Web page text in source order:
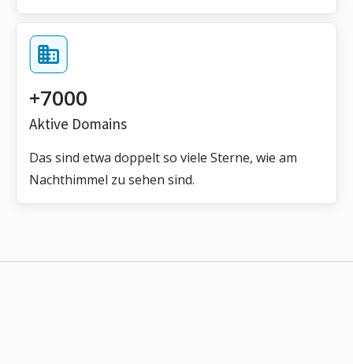
+7000
Aktive Domains
Das sind etwa doppelt so viele Sterne, wie am
Nachthimmel zu sehen sind.